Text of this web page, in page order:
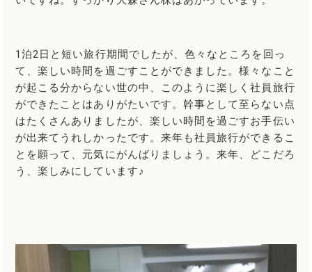
1泊2日と短い旅行期間でしたが、色々なところを回っ
て、楽しい時間を過ごすことができました。様々なこと
が起こる分からない世の中、このように楽しく社員旅行
ができたことはありがたいです。幹事として至らない点
はたくさんありましたが、楽しい時間を過ごすお手伝い
が出来てうれしかったです。来年も社員旅行ができるこ
とを願って、元気にがんばりましょう。来年、どこだろ
う、楽しみにしています♪